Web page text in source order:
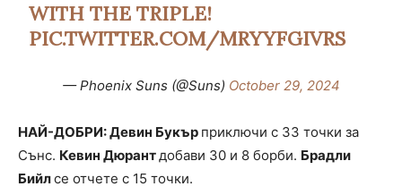
WITH THE TRIPLE!
PIC.TWITTER.COM/MRYYFGIVRS
— Phoenix Suns (@Suns) October 29, 2024
НАЙ-ДОБРИ: Девин Букър приключи с 33 точки за
Сънс. Кевин Дюрантдобави 30 и 8 борби. Брадли
Бийлсе отчете с 15 точки.